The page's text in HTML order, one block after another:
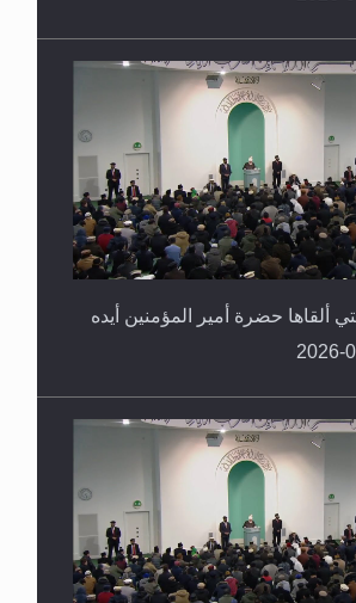
ألقاها حضرة أمير المؤمنين أيده